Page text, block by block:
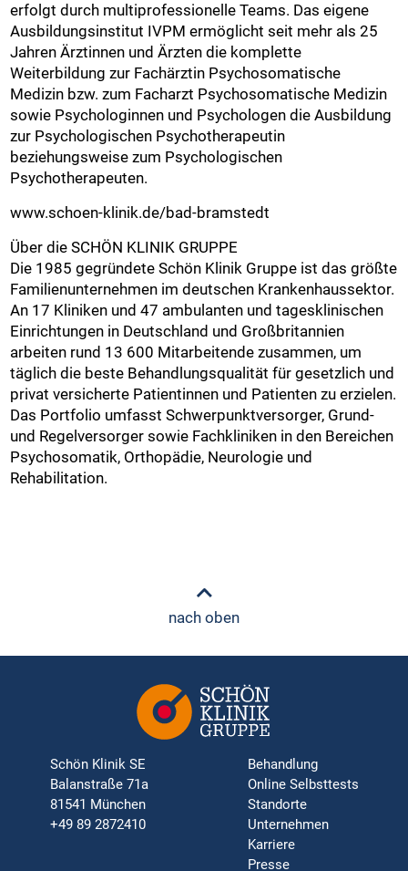
erfolgt durch multiprofessionelle Teams. Das eigene
Ausbildungsinstitut IVPM ermöglicht seit mehr als 25
Jahren Ärztinnen und Ärzten die komplette
Weiterbildung zur Fachärztin Psychosomatische
Medizin bzw. zum Facharzt Psychosomatische Medizin
sowie Psychologinnen und Psychologen die Ausbildung
zur Psychologischen Psychotherapeutin
beziehungsweise zum Psychologischen
Psychotherapeuten.
www.schoen-klinik.de/bad-bramstedt
Über die SCHÖN KLINIK GRUPPE
Die 1985 gegründete Schön Klinik Gruppe ist das größte
Familienunternehmen im deutschen Krankenhaussektor.
An 17 Kliniken und 47 ambulanten und tagesklinischen
Einrichtungen in Deutschland und Großbritannien
arbeiten rund 13 600 Mitarbeitende zusammen, um
täglich die beste Behandlungsqualität für gesetzlich und
privat versicherte Patientinnen und Patienten zu erzielen.
Das Portfolio umfasst Schwerpunktversorger, Grund-
und Regelversorger sowie Fachkliniken in den Bereichen
Psychosomatik, Orthopädie, Neurologie und
Rehabilitation.
nach oben
Schön Klinik SE
Balanstraße 71a
81541 München
+49 89 2872410
Behandlung
Online Selbsttests
Standorte
Unternehmen
Karriere
Presse